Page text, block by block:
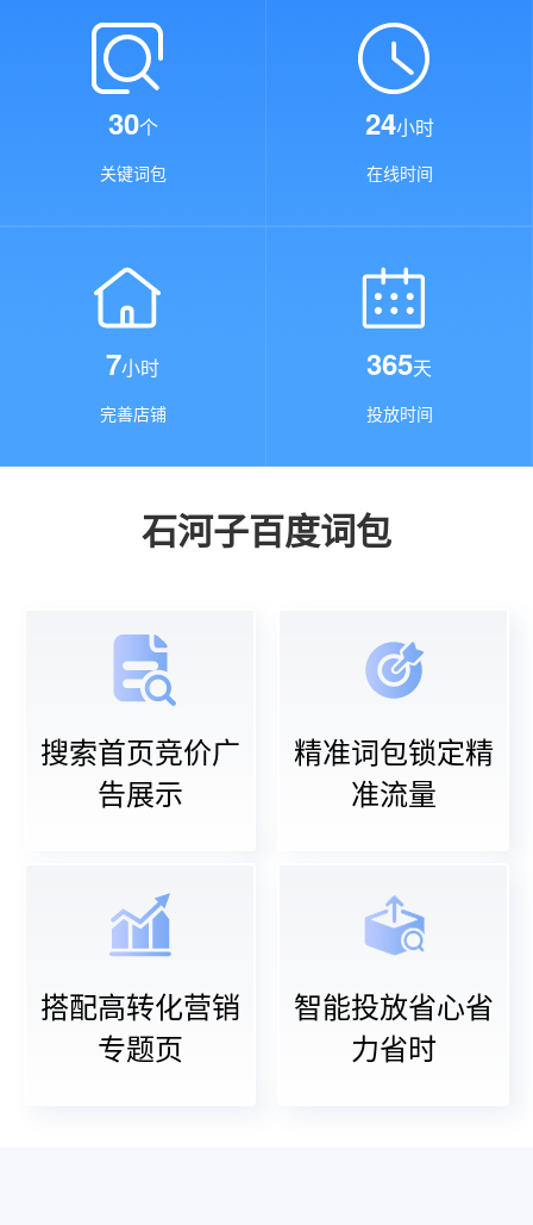
30个
关键词包
24小时
在线时间
7小时
完善店铺
365天
投放时间
石河子百度词包
搜索首页竞价广
告展示
精准词包锁定精
准流量
搭配高转化营销
专题页
智能投放省心省
力省时